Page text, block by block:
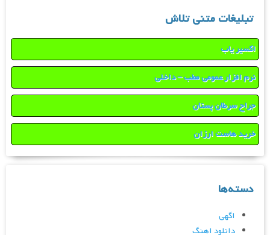
تبلیغات متنی تلاش
اکسیر یاب
نرم افزار عمومی مطب – داخلی
جراح سرطان پستان
خرید هاست ارزان
دسته‌ها
اگهی
دانلود اهنگ